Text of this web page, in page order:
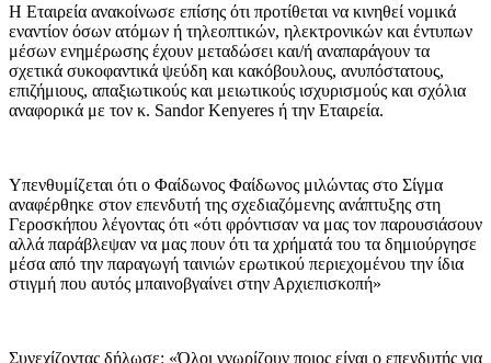
Η Εταιρεία ανακοίνωσε επίσης ότι προτίθεται να κινηθεί νομικά
εναντίον όσων ατόμων ή τηλεοπτικών, ηλεκτρονικών και έντυπων
μέσων ενημέρωσης έχουν μεταδώσει και/ή αναπαράγουν τα
σχετικά συκοφαντικά ψεύδη και κακόβουλους, ανυπόστατους,
επιζήμιους, απαξιωτικούς και μειωτικούς ισχυρισμούς και σχόλια
αναφορικά με τον κ. Sandor Kenyeres ή την Εταιρεία.
Υπενθυμίζεται ότι ο Φαίδωνος Φαίδωνος μιλώντας στο Σίγμα
αναφέρθηκε στον επενδυτή της σχεδιαζόμενης ανάπτυξης στη
Γεροσκήπου λέγοντας ότι «ότι φρόντισαν να μας τον παρουσιάσουν
αλλά παράβλεψαν να μας πουν ότι τα χρήματά του τα δημιούργησε
μέσα από την παραγωγή ταινιών ερωτικού περιεχομένου την ίδια
στιγμή που αυτός μπαινοβγαίνει στην Αρχιεπισκοπή»
Συνεχίζοντας δήλωσε: «Όλοι γνωρίζουν ποιος είναι ο επενδυτής για